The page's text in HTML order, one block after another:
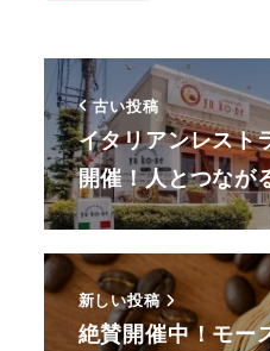
古い投稿
イタリアンレスト
開催！人とつな
新しい投稿
絶賛開催中！モー